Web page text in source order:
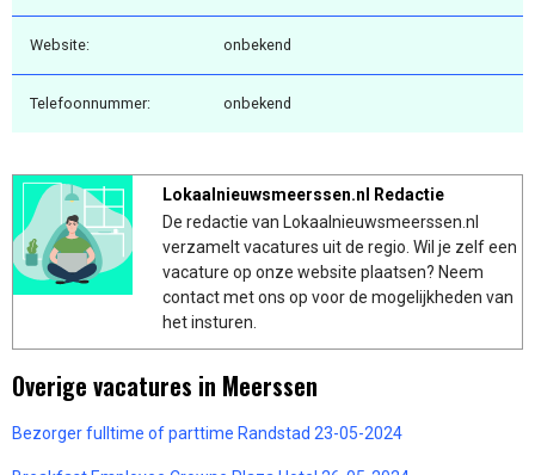
Website: onbekend
Telefoonnummer: onbekend
Lokaalnieuwsmeerssen.nl Redactie
De redactie van Lokaalnieuwsmeerssen.nl
verzamelt vacatures uit de regio. Wil je zelf een
vacature op onze website plaatsen? Neem
contact met ons op voor de mogelijkheden van
het insturen.
Overige vacatures in Meerssen
Bezorger fulltime of parttime Randstad 23-05-2024